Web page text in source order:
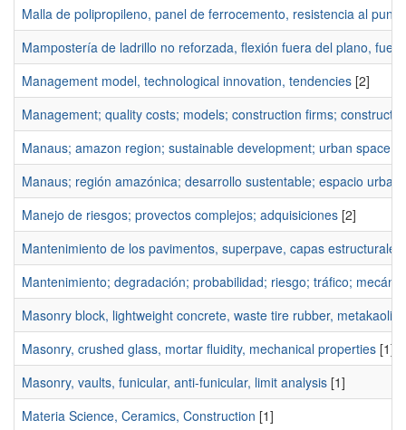
Malla de polipropileno, panel de ferrocemento, resistencia al
Mampostería de ladrillo no reforzada, flexión fuera del plano,
Management model, technological innovation, tendencies [2]
Management; quality costs; models; construction firms;
Manaus; amazon region; sustainable development; urban space;
Manaus; región amazónica; desarrollo sustentable; espacio
Manejo de riesgos; provectos complejos; adquisiciones [2]
Mantenimiento de los pavimentos, superpave, capas
Mantenimiento; degradación; probabilidad; riesgo; tráfico;
Masonry block, lightweight concrete, waste tire rubber,
Masonry, crushed glass, mortar fluidity, mechanical properties [1]
Masonry, vaults, funicular, anti-funicular, limit analysis [1]
Materia Science, Ceramics, Construction [1]